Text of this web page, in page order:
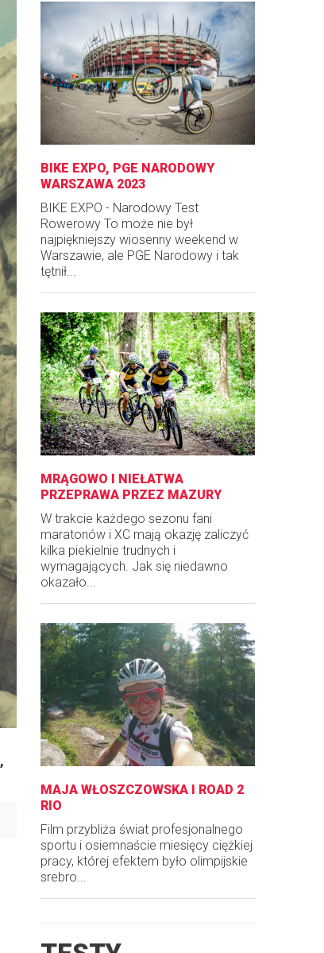
,
BIKE EXPO, PGE NARODOWY
WARSZAWA 2023
BIKE EXPO - Narodowy Test
Rowerowy To może nie był
najpiękniejszy wiosenny weekend w
Warszawie, ale PGE Narodowy i tak
tętnił...
MRĄGOWO I NIEŁATWA
PRZEPRAWA PRZEZ MAZURY
W trakcie każdego sezonu fani
maratonów i XC mają okazję zaliczyć
kilka piekielnie trudnych i
wymagających. Jak się niedawno
okazało...
MAJA WŁOSZCZOWSKA I ROAD 2
RIO
Film przybliża świat profesjonalnego
sportu i osiemnaście miesięcy ciężkiej
pracy, której efektem było olimpijskie
srebro...